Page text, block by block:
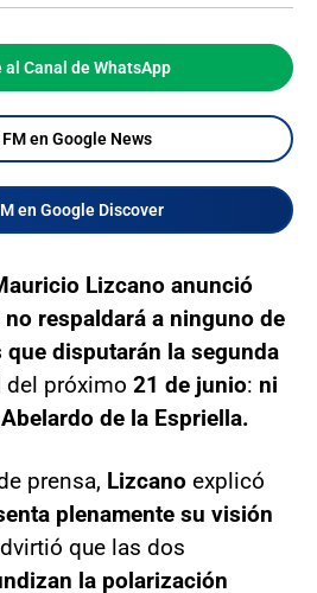
al Canal de WhatsApp
FM en Google News
en Google Discover
Lizcano anunció
no respaldará a ninguno de
disputarán la segunda
del próximo 21 de junio: ni
de la Espriella.
prensa, Lizcano explicó
plenamente su visión
que las dos
la polarización